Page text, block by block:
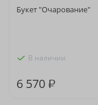
Букет "Очарование"
В наличии
6 570 ₽